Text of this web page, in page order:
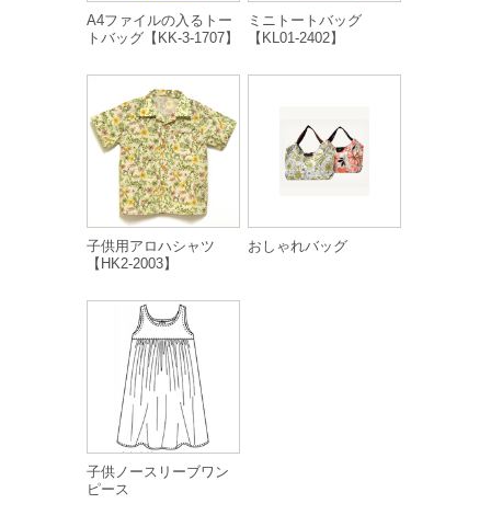
A4ファイルの入るトー
トバッグ【KK-3-1707】
ミニトートバッグ
【KL01-2402】
子供用アロハシャツ
【HK2-2003】
おしゃれバッグ
子供ノースリーブワン
ピース